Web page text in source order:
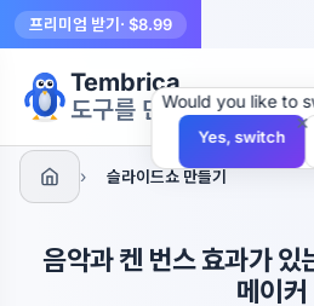
프리미엄 받기· $8.99
Tembrica
도구를 만듭니다
› 슬라이드쇼 만들기
음악과 켄 번스 효과가 있
메이커
×
Would you like to
Yes, switch